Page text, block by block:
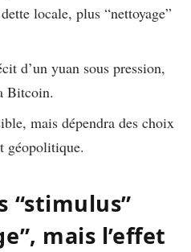
locale, plus “nettoyage”
d’un yuan sous pression,
Bitcoin.
mais dépendra des choix
géopolitique.
“stimulus”
mais l’effet